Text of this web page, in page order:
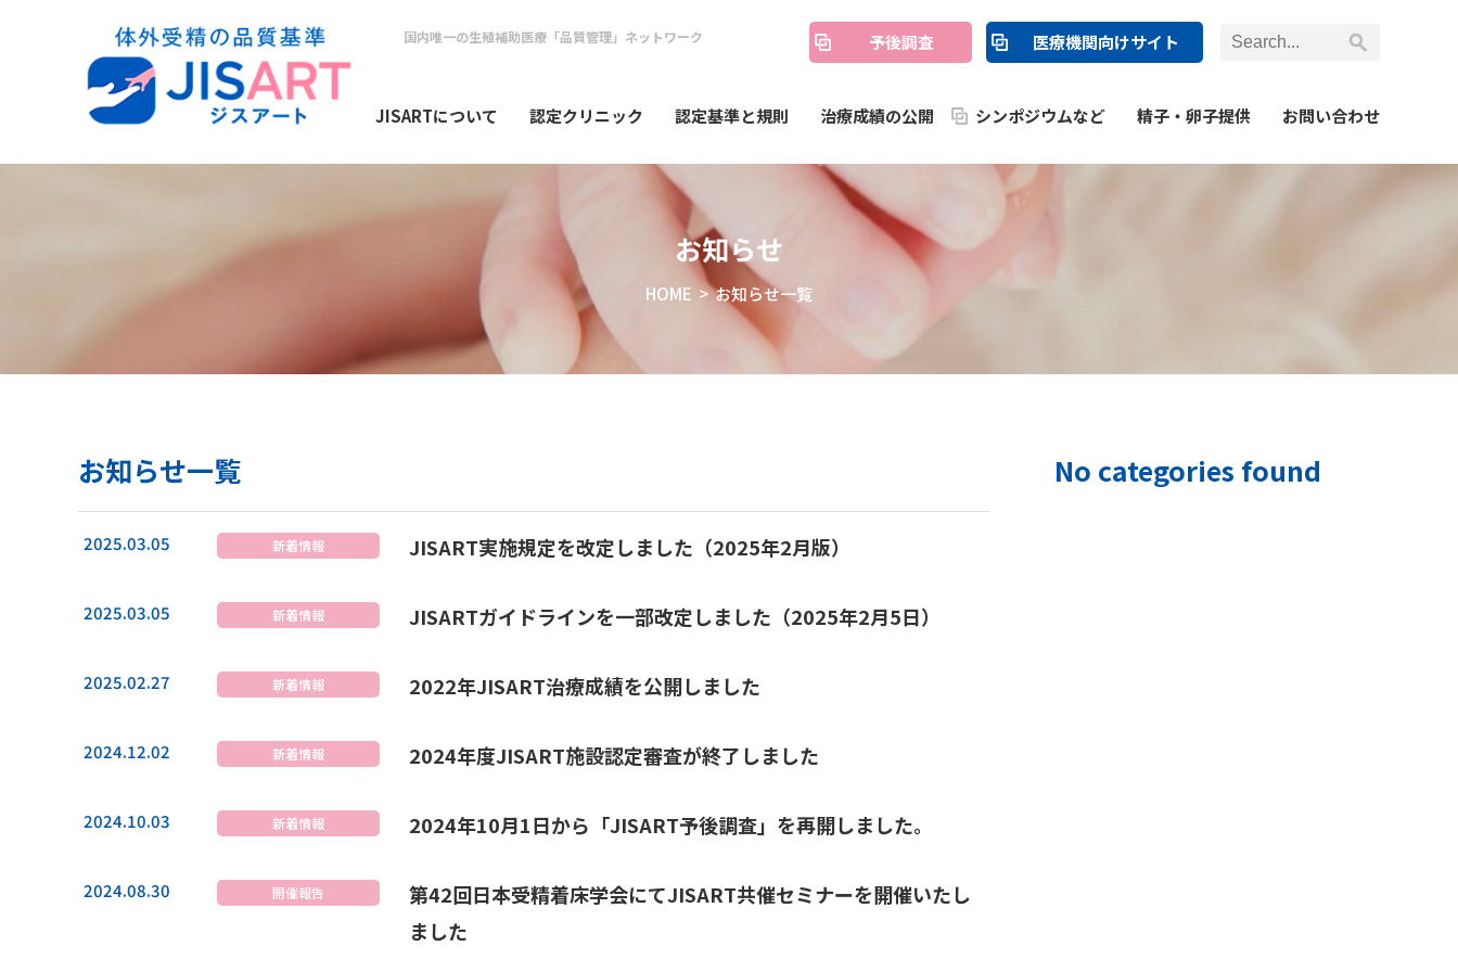
国内唯一の生殖補助医療「品質管理」ネットワーク
JISARTについて 認定クリニック 認定基準と規則 治療成績の公開 シンポジウムなど 精子・卵子提供 お問い合わせ
予後調査 医療機関向けサイト
お知らせ
HOME > お知らせ一覧
お知らせ一覧
2025.03.05 新着情報 JISART実施規定を改定しました（2025年2月版）
2025.03.05 新着情報 JISARTガイドラインを一部改定しました（2025年2月5日）
2025.02.27 新着情報 2022年JISART治療成績を公開しました
2024.12.02 新着情報 2024年度JISART施設認定審査が終了しました
2024.10.03 新着情報 2024年10月1日から「JISART予後調査」を再開しました。
2024.08.30 開催報告
第42回日本受精着床学会にてJISART共催セミナーを開催いたし
ました
No categories found